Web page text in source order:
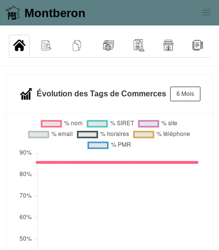
Montberon
Évolution des Tags de Commerces 6 Mois